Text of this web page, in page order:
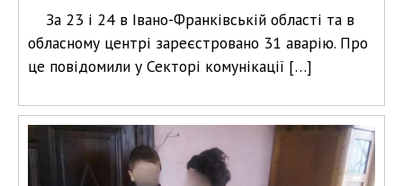
За 23 і 24 в Івано-Франківській області та в
обласному центрі зареєстровано 31 аварію. Про
це повідомили у Секторі комунікації […]